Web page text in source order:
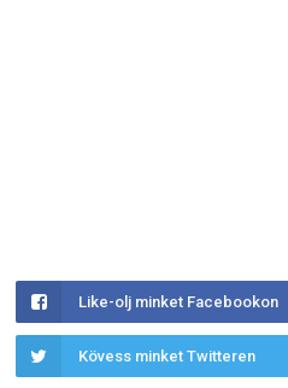
Like-olj minket Facebookon
Kövess minket Twitteren